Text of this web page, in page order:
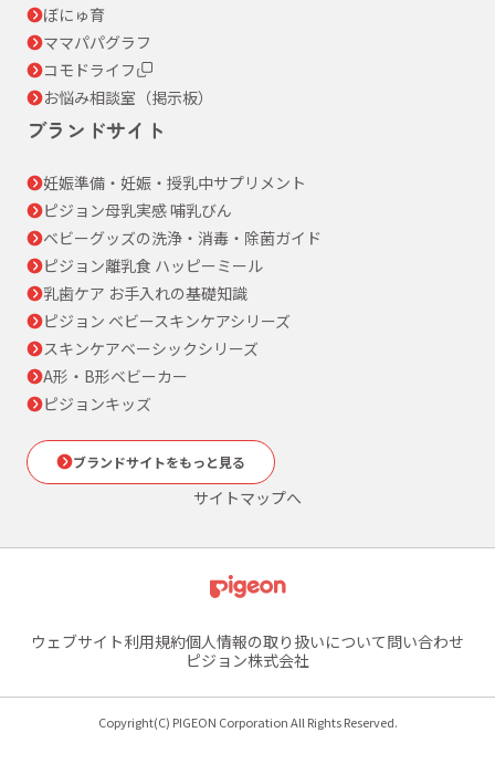
ぼにゅ育
ママパパグラフ
コモドライフ
お悩み相談室（掲示板）
ブランドサイト
妊娠準備・妊娠・授乳中サプリメント
ピジョン母乳実感 哺乳びん
ベビーグッズの洗浄・消毒・除菌ガイド
ピジョン離乳食 ハッピーミール
乳歯ケア お手入れの基礎知識
ピジョン ベビースキンケアシリーズ
スキンケアベーシックシリーズ
A形・B形ベビーカー
ピジョンキッズ
ブランドサイトをもっと見る
サイトマップへ
ウェブサイト利用規約個人情報の取り扱いについて問い合わせ
ピジョン株式会社
Copyright(C) PIGEON Corporation All Rights Reserved.